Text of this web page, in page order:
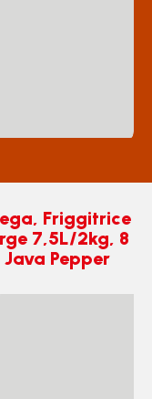
Friggitrice
7,5L/2kg, 8
Pepper